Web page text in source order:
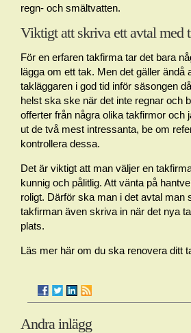
regn- och smältvatten.
Viktigt att skriva ett avtal med
För en erfaren takfirma tar det bara
lägga om ett tak. Men det gäller ändå
takläggaren i god tid inför säsongen
helst ska ske när det inte regnar och
offerter från några olika takfirmor och
ut de två mest intressanta, be om
kontrollera dessa.
Det är viktigt att man väljer en
kunnig och pålitlig. Att vänta på
roligt. Därför ska man i det avtal man
takfirman även skriva in när det nya
plats.
Läs mer här om du ska renovera ditt
Andra inlägg